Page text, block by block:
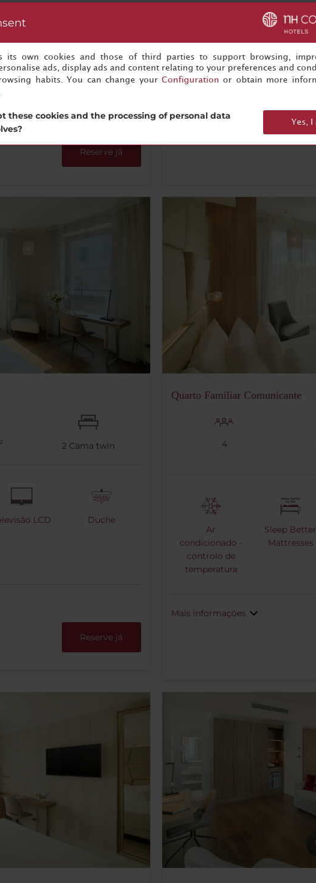
Reserve já
Vistas Chaleira
Mais informações
2 Cama twin
LCD Duche
Reserve já
Quarto Familiar Comunicante
4
Ar
condicionado -
controlo de
temperatura
Sleep Better
Mattresses
Mais informações
its own cookies and those of third parties to support browsing,
ads, display ads and content relating to your preferences and
habits. You can change your Configuration or obtain more
these cookies and the processing of personal data
Yes, I